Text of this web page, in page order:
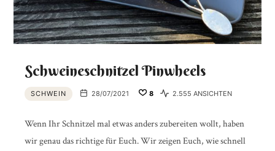
Schweineschnitzel Pinwheels
SCHWEIN 28/07/2021 8 2.555 ANSICHTEN
Wenn Ihr Schnitzel mal etwas anders zubereiten wollt, haben
wir genau das richtige für Euch. Wir zeigen Euch, wie schnell